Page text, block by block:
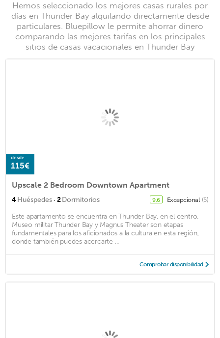
Hemos seleccionado los mejores casas rurales por
días en Thunder Bay alquilando directamente desde
particulares. Bluepillow le permite ahorrar dinero
comparando las mejores tarifas en los principales
sitios de casas vacacionales en Thunder Bay
desde
115€
Upscale 2 Bedroom Downtown Apartment
4Huéspedes · 2Dormitorios 9,6 Excepcional (5)
Este apartamento se encuentra en Thunder Bay, en el centro.
Museo militar Thunder Bay y Magnus Theater son etapas
fundamentales para los aficionados a la cultura en esta región,
donde también puedes acercarte ...
Comprobar disponibilidad